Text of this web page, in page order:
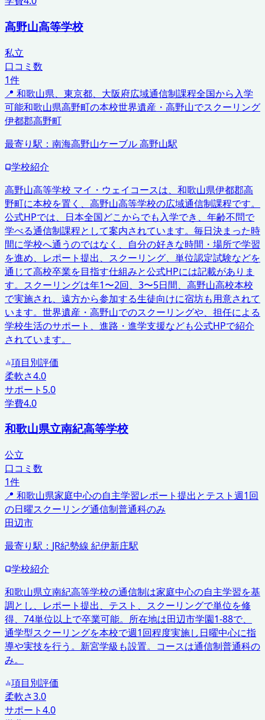
高野山高等学校
私立
口コミ数
1件
📍 和歌山県、東京都、大阪府広域通信制課程全国から入学
可能和歌山県高野町の本校世界遺産・高野山でスクーリング
伊都郡高野町
最寄り駅： 南海高野山ケーブル 高野山駅
学校紹介
高野山高等学校 マイ・ウェイコースは、和歌山県伊都郡高
野町に本校を置く、高野山高等学校の広域通信制課程です。
公式HPでは、日本全国どこからでも入学でき、年齢不問で
学べる通信制課程として案内されています。毎日決まった時
間に学校へ通うのではなく、自分の好きな時間・場所で学習
を進め、レポート提出、スクーリング、単位認定試験などを
通じて高校卒業を目指す仕組みと公式HPには記載がありま
す。スクーリングは年1〜2回、3〜5日間、高野山高校本校
で実施され、遠方から参加する生徒向けに宿坊も用意されて
います。世界遺産・高野山でのスクーリングや、担任による
学校生活のサポート、進路・進学支援なども公式HPで紹介
されています。
項目別評価
柔軟さ4.0
サポート 5.0
学費4.0
和歌山県立南紀高等学校
公立
口コミ数
1件
📍 和歌山県家庭中心の自主学習レポート提出とテスト週1回
の日曜スクーリング通信制普通科のみ
田辺市
最寄り駅： JR紀勢線 紀伊新庄駅
学校紹介
和歌山県立南紀高等学校の通信制は家庭中心の自主学習を基
調とし、レポート提出、テスト、スクーリングで単位を修
得、74単位以上で卒業可能。所在地は田辺市学園1-88で、
通学型スクーリングを本校で週1回程度実施し日曜中心に指
導や実技を行う。新宮学級も設置。コースは通信制普通科の
み。
項目別評価
柔軟さ3.0
サポート4.0